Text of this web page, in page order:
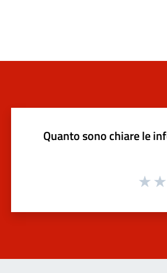
Quanto sono chiare le